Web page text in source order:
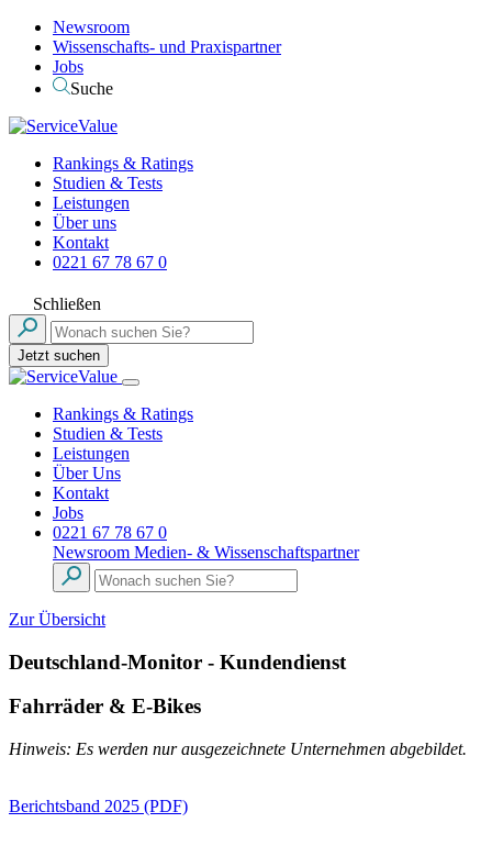
Newsroom
Wissenschafts- und Praxispartner
Jobs
Suche
Rankings & Ratings
Studien & Tests
Leistungen
Über uns
Kontakt
0221 67 78 67 0
Schließen
Jetzt suchen
Rankings & Ratings
Studien & Tests
Leistungen
Über Uns
Kontakt
Jobs
0221 67 78 67 0
Newsroom Medien- & Wissenschaftspartner
Zur Übersicht
Deutschland-Monitor - Kundendienst
Fahrräder & E-Bikes
Hinweis: Es werden nur ausgezeichnete Unternehmen abgebildet.
Berichtsband 2025 (PDF)